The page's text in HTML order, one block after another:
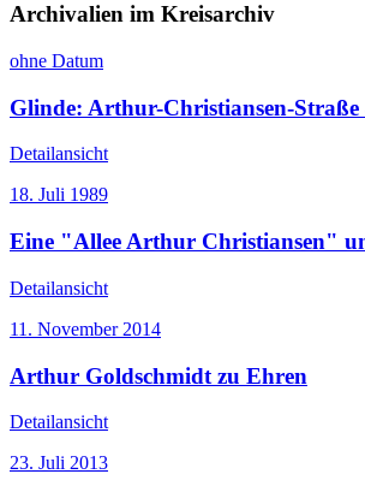
Archivalien im Kreisarchiv
ohne Datum
Glinde: Arthur-Christiansen-Straße
Detailansicht
18. Juli 1989
Eine "Allee Arthur Christiansen"
Detailansicht
11. November 2014
Arthur Goldschmidt zu Ehren
Detailansicht
23. Juli 2013